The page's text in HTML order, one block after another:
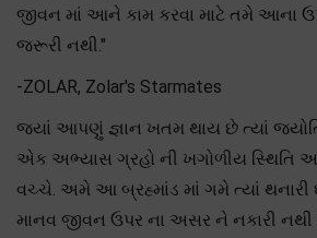
જીવન માં આને કામ કરવા માટે તમે આના
જરૂરી નથી."
-ZOLAR, Zolar's Starmates
જ્યાં આપણું જ્ઞાન ખતમ થાય છે ત્યાં
એક અભ્યાસ ગ્રહો ની ખગોળીય સ્થિતિ
વચ્ચે. અમે આ બ્રહ્માંડ માં ગમે ત્યાં
માનવ જીવન ઉપર ના અસર ને નકારી નથી